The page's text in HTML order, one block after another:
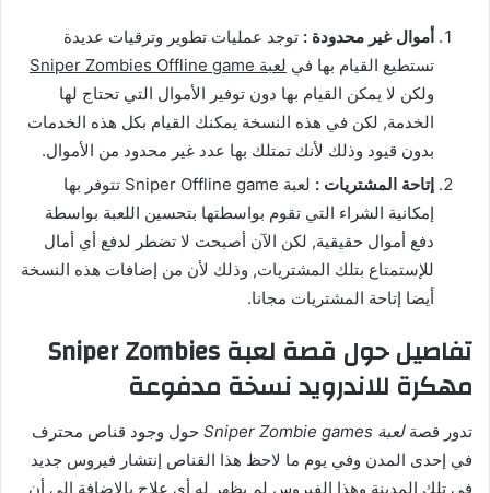
أموال غير محدودة : توجد عمليات تطوير وترقيات عديدة
تستطيع القيام بها في لعبة Sniper Zombies Offline game
ولكن لا يمكن القيام بها دون توفير الأموال التي تحتاج لها
الخدمة, لكن في هذه النسخة يمكنك القيام بكل هذه الخدمات
بدون قيود وذلك لأنك تمتلك بها عدد غير محدود من الأموال.
إتاحة المشتريات :
لعبة Sniper Offline game تتوفر بها
إمكانية الشراء التي تقوم بواسطتها بتحسين اللعبة بواسطة
دفع أموال حقيقية, لكن الآن أصبحت لا تضطر لدفع أي أمال
للإستمتاع بتلك المشتريات, وذلك لأن من إضافات هذه النسخة
أيضا إتاحة المشتريات مجانا.
تفاصيل حول قصة لعبة Sniper Zombies
مهكرة للاندرويد نسخة مدفوعة
تدور قصةلعبة Sniper Zombie games
حول وجود قناص محترف
في إحدى المدن وفي يوم ما لاحظ هذا القناص إنتشار فيروس جديد
في تلك المدينة وهذا الفيروس لم يظهر له أي علاج بالإضافة إلى أن